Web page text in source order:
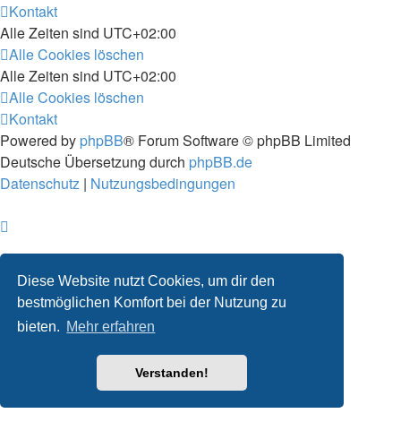
Diese Website nutzt Cookies, um dir den
bestmöglichen Komfort bei der Nutzung zu
bieten. Mehr erfahren
Verstanden!
Kontakt
Alle Zeiten sind UTC+02:00
Alle Cookies löschen
Alle Zeiten sind UTC+02:00
Alle Cookies löschen
Kontakt
Powered by phpBB® Forum Software © phpBB Limited
Deutsche Übersetzung durch phpBB.de
Datenschutz | Nutzungsbedingungen